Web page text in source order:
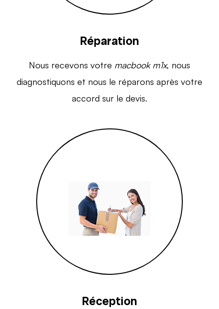
Réparation
Nous recevons votre macbook m1x, nous
diagnostiquons et nous le réparons après votre
accord sur le devis.
Réception